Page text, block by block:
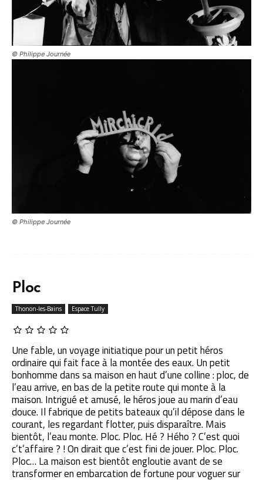
© Philippe Journée
© Philippe Journée
Ploc
Thonon-les-Bains Espace Tully
Une fable, un voyage initiatique pour un petit héros
ordinaire qui fait face à la montée des eaux. Un petit
bonhomme dans sa maison en haut d’une colline : ploc, de
l’eau arrive, en bas de la petite route qui monte à la
maison. Intrigué et amusé, le héros joue au marin d’eau
douce. Il fabrique de petits bateaux qu’il dépose dans le
courant, les regardant flotter, puis disparaître. Mais
bientôt, l’eau monte. Ploc. Ploc. Hé ? Hého ? C’est quoi
c’t’affaire ? ! On dirait que c’est fini de jouer. Ploc. Ploc.
Ploc… La maison est bientôt engloutie avant de se
transformer en embarcation de fortune pour voguer sur